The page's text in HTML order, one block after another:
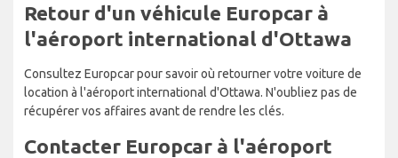
Retour d'un véhicule Europcar à
l'aéroport international d'Ottawa
Consultez Europcar pour savoir où retourner votre voiture de
location à l'aéroport international d'Ottawa. N'oubliez pas de
récupérer vos affaires avant de rendre les clés.
Contacter Europcar à l'aéroport